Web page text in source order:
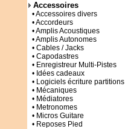
Accessoires
• Accessoires divers
• Accordeurs
• Amplis Acoustiques
• Amplis Autonomes
• Cables / Jacks
• Capodastres
• Enregistreur Multi-Pistes
• Idées cadeaux
• Logiciels écriture partitions
• Mécaniques
• Médiatores
• Metronomes
• Micros Guitare
• Reposes Pied